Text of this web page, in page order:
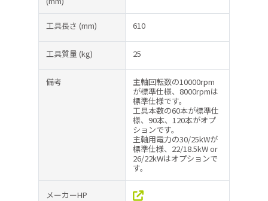
工具長さ (mm) 610
工具質量(kg) 25
備考
主軸回転数の10000rpm
が標準仕様、8000rpmは
標準仕様です。
工具本数の60本が標準仕
様、90本、120本がオプ
ションです。
主軸用電力の30/25kWが
標準仕様、22/18.5kW or
26/22kWはオプションで
す。
メーカーHP